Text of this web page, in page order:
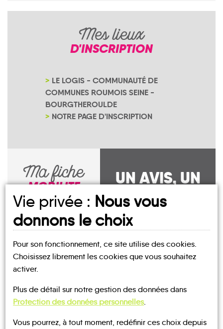
Mes lieux
D'INSCRIPTION
LE LOGIS - COMMUNAUTÉ DE
COMMUNES ROUMOIS SEINE -
BOURGTHEROULDE
NOTRE PAGE D'INSCRIPTION
Ma fiche
MOBILITE
Saint-Philbert-
sur-Boissey
UN AVIS, UN
TÉMOIGNAGE
À PARTAGER ?
CONTACTEZ-NOUS !
Vie privée : Nous vous
donnons le choix
Pour son fonctionnement, ce site utilise des cookies.
Choisissez librement les cookies que vous souhaitez
activer.
Plus de détail sur notre gestion des données dans
Protection des données personnelles.
Vous pourrez, à tout moment, redéfinir ces choix depuis